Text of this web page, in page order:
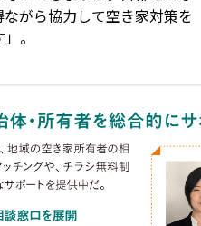
がら協力して空き家対策を
。